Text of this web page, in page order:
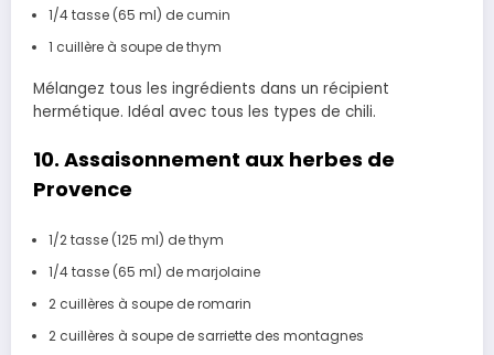
1/4 tasse (65 ml) de cumin
1 cuillère à soupe de thym
Mélangez tous les ingrédients dans un récipient
hermétique. Idéal avec tous les types de chili.
10. Assaisonnement aux herbes de
Provence
1/2 tasse (125 ml) de thym
1/4 tasse (65 ml) de marjolaine
2 cuillères à soupe de romarin
2 cuillères à soupe de sarriette des montagnes